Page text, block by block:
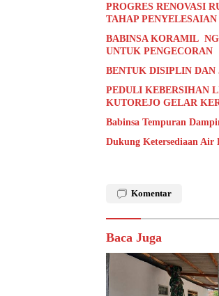
PROGRES RENOVASI
TAHAP PENYELESAIAN
BABINSA KORAMIL
UNTUK PENGECORAN
BENTUK DISIPLIN DAN
PEDULI KEBERSIHAN
KUTOREJO GELAR
Babinsa Tempuran
Dukung Ketersediaan Air
Komentar
Baca Juga